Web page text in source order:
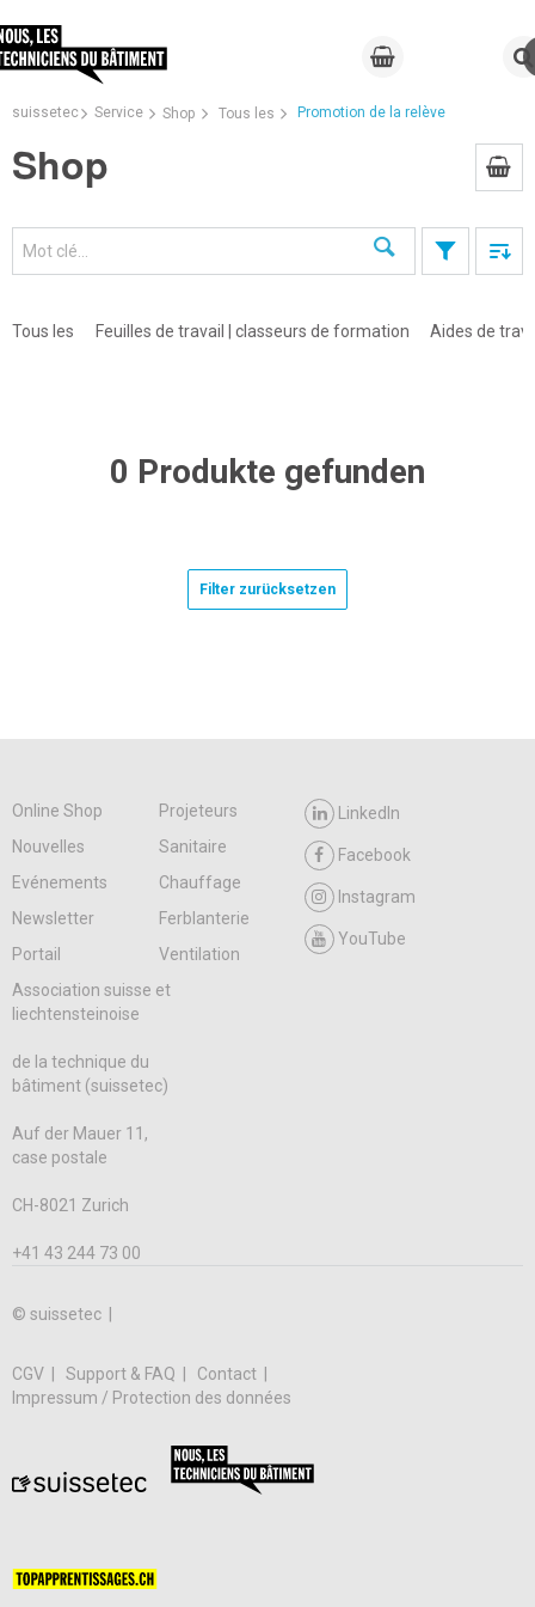
suissetec Service Shop Tous les Promotion de la relève
Shop
Recherche
Tous les Feuilles de travail | classeurs de formation Aides de
0 Produkte gefunden
Filter zurücksetzen
Online Shop
Projeteurs
Nouvelles
Sanitaire
Evénements
Chauffage
Newsletter
Ferblanterie
Portail
Ventilation
LinkedIn
Facebook
Instagram
YouTube
Association suisse et
liechtensteinoise
de la technique du
bâtiment (suissetec)
Auf der Mauer 11,
case postale
CH-8021 Zurich
+41 43 244 73 00
© suissetec |
CGV Support & FAQ
Contact
Impressum / Protection des données